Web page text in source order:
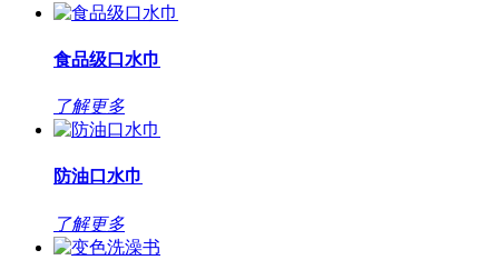
食品级口水巾
了解更多
防油口水巾
了解更多